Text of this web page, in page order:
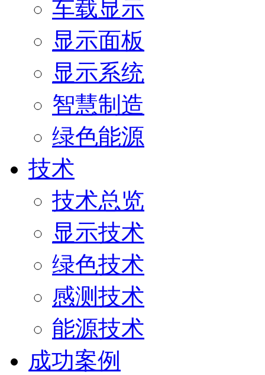
车载显示
显示面板
显示系统
智慧制造
绿色能源
技术
技术总览
显示技术
绿色技术
感测技术
能源技术
成功案例